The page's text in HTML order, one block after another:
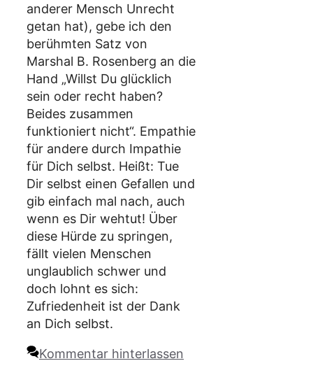
anderer Mensch Unrecht
getan hat), gebe ich den
berühmten Satz von
Marshal B. Rosenberg an die
Hand „Willst Du glücklich
sein oder recht haben?
Beides zusammen
funktioniert nicht“. Empathie
für andere durch Impathie
für Dich selbst. Heißt: Tue
Dir selbst einen Gefallen und
gib einfach mal nach, auch
wenn es Dir wehtut! Über
diese Hürde zu springen,
fällt vielen Menschen
unglaublich schwer und
doch lohnt es sich:
Zufriedenheit ist der Dank
an Dich selbst.
Kommentar hinterlassen